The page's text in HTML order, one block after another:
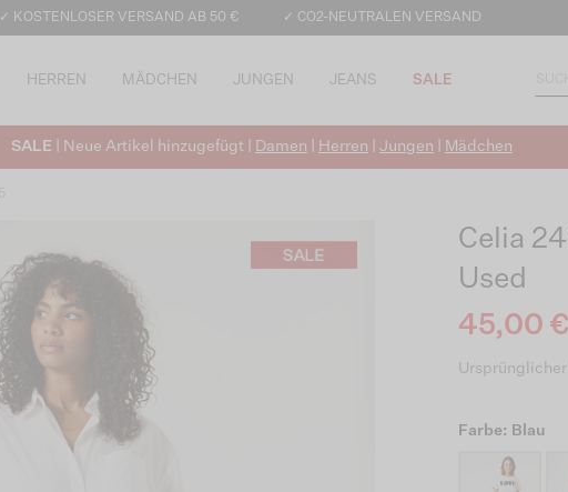
✓ KOSTENLOSER VERSAND AB 50 € ✓ CO2-NEUTRALEN VERSAND
HERREN MÄDCHEN JUNGEN JEANS SALE
SALE | Neue Artikel hinzugefügt | Damen Herren Jungen Mädchen
Celia
Used
45,00 €
Farbe: Blau